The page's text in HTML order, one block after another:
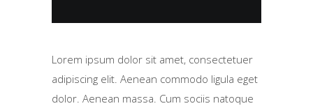
Lorem ipsum dolor sit amet, consectetuer
adipiscing elit. Aenean commodo ligula eget
dolor. Aenean massa. Cum sociis natoque